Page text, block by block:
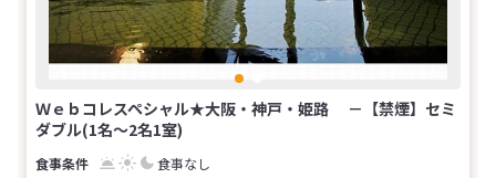
Ｗｅｂコレスペシャル★大阪・神戸・姫路 －【禁煙】セミ
ダブル(1名～2名1室)
食事なし